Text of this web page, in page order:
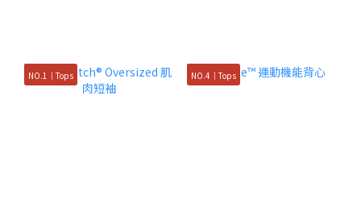
NO.1｜Tops NO.4｜Tops